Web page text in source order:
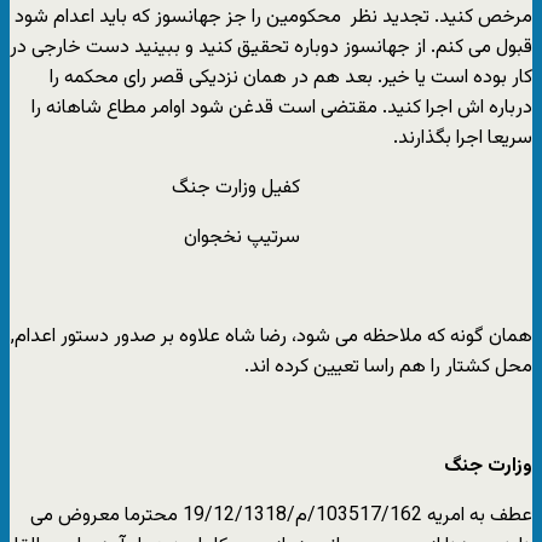
مرخص کنید. تجدید نظر محکومین را جز جهانسوز که باید اعدام شود
قبول می کنم. از جهانسوز دوباره تحقیق کنید و ببینید دست خارجی در
کار بوده است یا خیر. بعد هم در همان نزدیکی قصر رای محکمه را
درباره اش اجرا کنید. مقتضی است قدغن شود اوامر مطاع شاهانه را
سریعا اجرا بگذارند.
کفیل وزارت جنگ
سرتیپ نخجوان
همان گونه که ملاحظه می شود، رضا شاه علاوه بر صدور دستور اعدام,
محل کشتار را هم راسا تعیین کرده اند.
وزارت جنگ
عطف به امریه 103517/162/م/19/12/1318 محترما معروض می